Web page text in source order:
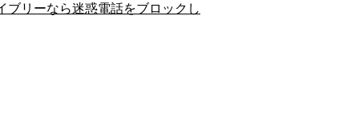
ブリーなら迷惑電話をブロックし